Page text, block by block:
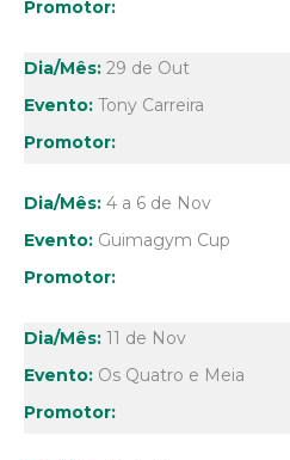
29 de Out
Tony Carreira
4 a 6 de Nov
Guimagym Cup
11 de Nov
Os Quatro e Meia